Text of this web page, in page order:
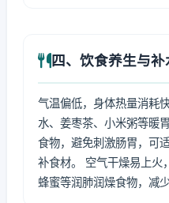
四、饮食养生与补
气温偏低，身体热量消耗
水、姜枣茶、小米粥等暖
食物，避免刺激肠胃，可
补食材。 空气干燥易上火
蜂蜜等润肺润燥食物，减